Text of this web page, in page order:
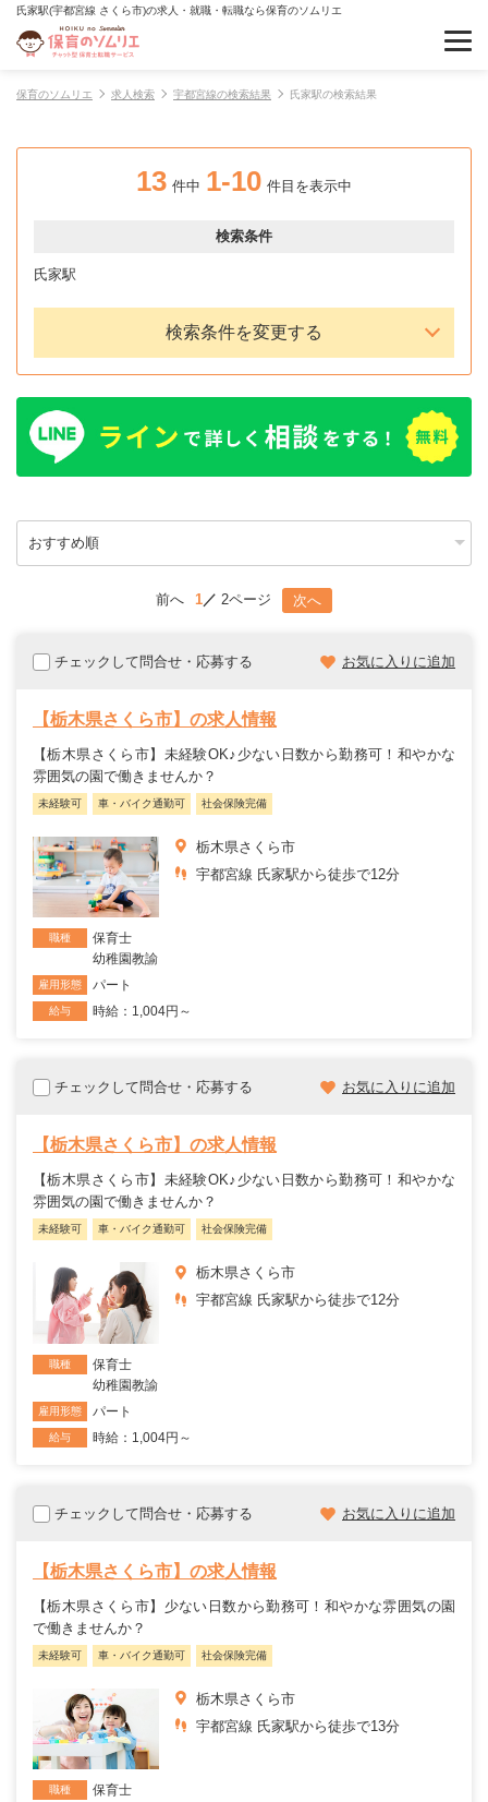
氏家駅(宇都宮線 さくら市)の求人・就職・転職なら保育のソムリエ
保育のソムリエ 求人検索 宇都宮線の検索結果 氏家駅の検索結果
13 件中 1-10 件目を表示中
検索条件
氏家駅
検索条件を変更する
前へ 1 2ページ 次へ
チェックして問合せ・応募する お気に入りに追加
【栃木県さくら市】の求人情報
【栃木県さくら市】未経験OK♪少ない日数から勤務可！和やかな
雰囲気の園で働きませんか？
未経験可 車・バイク通勤可 社会保険完備
栃木県さくら市
宇都宮線 氏家駅から徒歩で12分
職種
保育士
幼稚園教諭
雇用形態 パート
給与 時給：1,004円～
チェックして問合せ・応募する お気に入りに追加
【栃木県さくら市】の求人情報
【栃木県さくら市】未経験OK♪少ない日数から勤務可！和やかな
雰囲気の園で働きませんか？
未経験可 車・バイク通勤可 社会保険完備
栃木県さくら市
宇都宮線 氏家駅から徒歩で12分
職種
保育士
幼稚園教諭
雇用形態 パート
給与 時給：1,004円～
チェックして問合せ・応募する お気に入りに追加
【栃木県さくら市】の求人情報
【栃木県さくら市】少ない日数から勤務可！和やかな雰囲気の園
で働きませんか？
未経験可 車・バイク通勤可 社会保険完備
栃木県さくら市
宇都宮線 氏家駅から徒歩で13分
職種
保育士